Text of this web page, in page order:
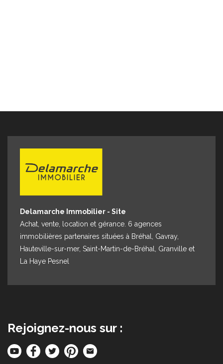
Delamarche Immobilier - Site
Achat, vente, location et gérance. 6 agences
immobilières partenaires situées à Bréhal, Gavray,
Hauteville-sur-mer, Saint-Martin-de-Bréhal, Granville et
La Haye Pesnel
Rejoignez-nous sur :